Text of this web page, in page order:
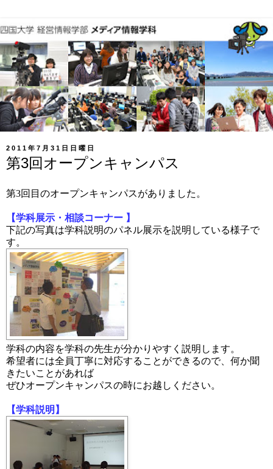
2011年7月31日日曜日
第3回オープンキャンパス
第3回目のオープンキャンパスがありました。
【学科展示・相談コーナー 】
下記の写真は学科説明のパネル展示を説明している様子で
す。
学科の内容を学科の先生が分かりやすく説明します。
希望者には全員丁寧に対応することができるので、何か聞
きたいことがあれば
ぜひオープンキャンパスの時にお越しください。
【学科説明】